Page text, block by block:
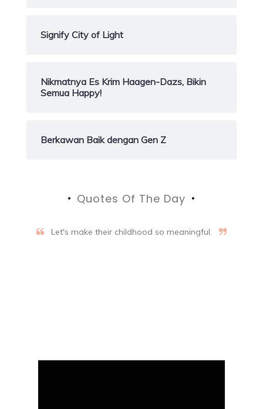
Signify City of Light
Nikmatnya Es Krim Haagen-Dazs, Bikin
Semua Happy!
Berkawan Baik dengan Gen Z
Quotes Of The Day
Let's make their childhood so meaningful.